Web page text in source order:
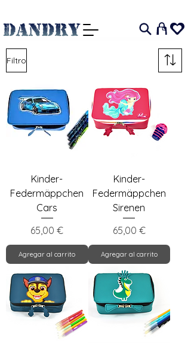
I
Filtro
Kinder-
Federmäppchen
Cars
Precio
65,00 €
Agregar al carrito
Kinder-
Federmäppchen
Sirenen
Precio
65,00 €
Agregar al carrito